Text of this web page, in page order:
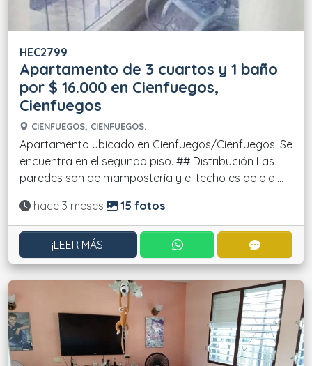
HEC2799
Apartamento de 3 cuartos y 1 baño
por $ 16.000 en Cienfuegos,
Cienfuegos
CIENFUEGOS, CIENFUEGOS.
Apartamento ubicado en Cienfuegos/Cienfuegos. Se
encuentra en el segundo piso. ## Distribución Las
paredes son de mampostería y el techo es de pla....
Actualizado:
hace 3 meses 15 fotos
¡LEER MÁS! CONTACTAR POR